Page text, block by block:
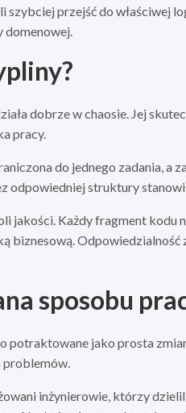
przejść do właściwej
domenowej.
dobrze w chaosie. Jej
pracy.
do jednego zadania, a
odpowiedniej struktury
jakości. Każdy fragment kodu
biznesową. Odpowiedzialność
sposobu
potraktowane jako prosta
problemów.
inżynierowie, którzy